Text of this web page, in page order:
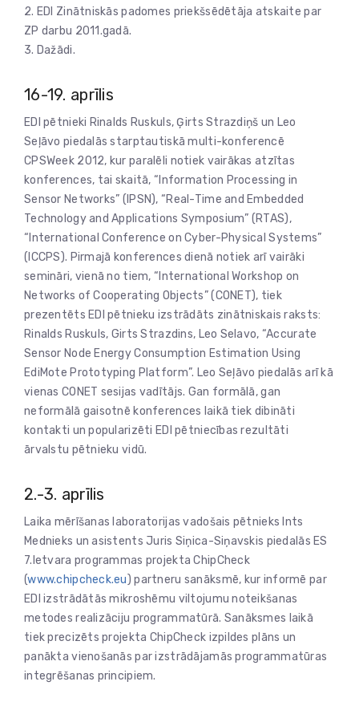
2. EDI Zinātniskās padomes priekšsēdētāja atskaite par
ZP darbu 2011.gadā.
3. Dažādi.
16-19. aprīlis
EDI pētnieki Rinalds Ruskuls, Ģirts Strazdiņš un Leo
Seļāvo piedalās starptautiskā multi-konferencē
CPSWeek 2012, kur paralēli notiek vairākas atzītas
konferences, tai skaitā, “Information Processing in
Sensor Networks” (IPSN), “Real-Time and Embedded
Technology and Applications Symposium” (RTAS),
“International Conference on Cyber-Physical Systems”
(ICCPS). Pirmajā konferences dienā notiek arī vairāki
semināri, vienā no tiem, “International Workshop on
Networks of Cooperating Objects” (CONET), tiek
prezentēts EDI pētnieku izstrādāts zinātniskais raksts:
Rinalds Ruskuls, Girts Strazdins, Leo Selavo, “Accurate
Sensor Node Energy Consumption Estimation Using
EdiMote Prototyping Platform”. Leo Seļāvo piedalās arī kā
vienas CONET sesijas vadītājs. Gan formālā, gan
neformālā gaisotnē konferences laikā tiek dibināti
kontakti un popularizēti EDI pētniecības rezultāti
ārvalstu pētnieku vidū.
2.-3. aprīlis
Laika mērīšanas laboratorijas vadošais pētnieks Ints
Mednieks un asistents Juris Siņica-Siņavskis piedalās ES
7.Ietvara programmas projekta ChipCheck
(www.chipcheck.eu) partneru sanāksmē, kur informē par
EDI izstrādātās mikroshēmu viltojumu noteikšanas
metodes realizāciju programmatūrā. Sanāksmes laikā
tiek precizēts projekta ChipCheck izpildes plāns un
panākta vienošanās par izstrādājamās programmatūras
integrēšanas principiem.